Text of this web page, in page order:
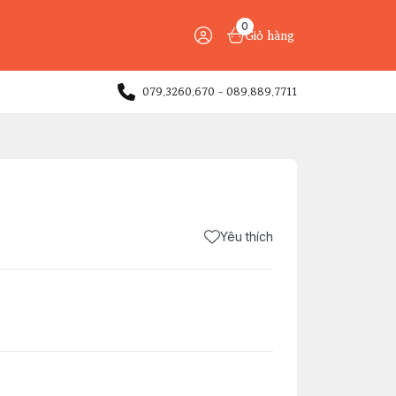
0
Giỏ hàng
079.3260.670 - 089.889.7711
Yêu thích